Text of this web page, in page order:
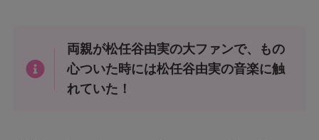
両親が松任谷由実の大ファンで、もの
心ついた時には松任谷由実の音楽に触
れていた！